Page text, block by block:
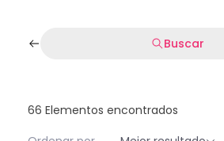
Buscar
66 Elementos encontrados